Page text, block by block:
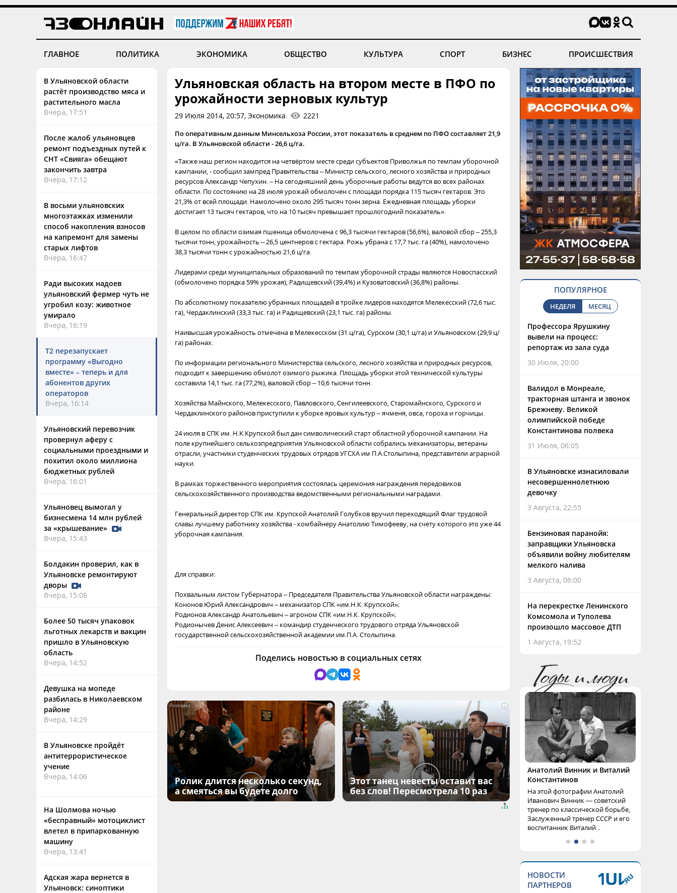
ГЛАВНОЕ ПОЛИТИКА ЭКОНОМИКА ОБЩЕСТВО КУЛЬТУРА СПОРТ БИЗНЕС ПРОИСШЕСТВИЯ
В Ульяновской области
растёт производство мяса и
растительного масла
Вчера, 17:51
После жалоб ульяновцев
ремонт подъездных путей к
СНТ «Свияга» обещают
закончить завтра
Вчера, 17:12
В восьми ульяновских
многоэтажках изменили
способ накопления взносов
на капремонт для замены
старых лифтов
Вчера, 16:47
Ради высоких надоев
ульяновский фермер чуть не
угробил козу: животное
умирало
Вчера, 16:19
Т2 перезапускает
программу «Выгодно
вместе» – теперь и для
абонентов других
операторов
Вчера, 16:14
Ульяновский перевозчик
провернул аферу с
социальными проездными и
похитил около миллиона
бюджетных рублей
Вчера, 16:01
Ульяновец вымогал у
бизнесмена 14 млн рублей
за «крышевание»
Вчера, 15:43
Болдакин проверил, как в
Ульяновске ремонтируют
дворы
Вчера, 15:08
Более 50 тысяч упаковок
льготных лекарств и вакцин
пришло в Ульяновскую
область
Вчера, 14:52
Девушка на мопеде
разбилась в Николаевском
районе
Вчера, 14:29
В Ульяновске пройдёт
антитеррористическое
учение
Вчера, 14:06
На Шолмова ночью
«бесправный» мотоциклист
влетел в припаркованную
машину
Вчера, 13:41
Адская жара вернется в
Ульяновск: синоптики
Ульяновская область на втором месте в ПФО по
урожайности зерновых культур
29 Июля 2014, 20:57, Экономика 2221
По оперативным данным Минсельхоза России, этот показатель в среднем по ПФО составляет 21,9
ц/га. В Ульяновской области - 26,6 ц/га.
«Также наш регион находится на четвёртом месте среди субъектов Приволжья по темпам уборочной
кампании, - сообщил зампред Правительства – Министр сельского, лесного хозяйства и природных
ресурсов Александр Чепухин. – На сегодняшний день уборочные работы ведутся во всех районах
области. По состоянию на 28 июля урожай обмолочен с площади порядка 115 тысяч гектаров. Это
21,3% от всей площади. Намолочено около 295 тысяч тонн зерна. Ежедневная площадь уборки
достигает 13 тысяч гектаров, что на 10 тысяч превышает прошлогодний показатель».
В целом по области озимая пшеница обмолочена с 96,3 тысячи гектаров (56,6%), валовой сбор – 255,3
тысячи тонн, урожайность – 26,5 центнеров с гектара. Рожь убрана с 17,7 тыс. га (40%), намолочено
38,3 тысячи тонн с урожайностью 21,6 ц/га.
Лидерами среди муниципальных образований по темпам уборочной страды являются Новоспасский
(обмолочено порядка 59% урожая), Радищевский (39,4%) и Кузоватовский (36,8%) районы.
По абсолютному показателю убранных площадей в тройке лидеров находятся Мелекесский (72,6 тыс.
га), Чердаклинский (33,3 тыс. га) и Радищевский (23,1 тыс. га) районы.
Наивысшая урожайность отмечена в Мелекесском (31 ц/га), Сурском (30,1 ц/га) и Ульяновском (29,9 ц/
га) районах.
По информации регионального Министерства сельского, лесного хозяйства и природных ресурсов,
подходит к завершению обмолот озимого рыжика. Площадь уборки этой технической культуры
составила 14,1 тыс. га (77,2%), валовой сбор – 10,6 тысячи тонн.
Хозяйства Майнского, Мелекесского, Павловского, Сенгилеевского, Старомайнского, Сурского и
Чердаклинского районов приступили к уборке яровых культур – ячменя, овса, гороха и горчицы.
24 июля в СПК им. Н.К.Крупской был дан символический старт областной уборочной кампании. На
поле крупнейшего сельхозпредприятия Ульяновской области собрались механизаторы, ветераны
отрасли, участники студенческих трудовых отрядов УГСХА им П.А.Столыпина, представители аграрной
науки.
В рамках торжественного мероприятия состоялась церемония награждения передовиков
сельскохозяйственного производства ведомственными региональными наградами.
Генеральный директор СПК им. Крупской Анатолий Голубков вручил переходящий Флаг трудовой
славы лучшему работнику хозяйства - комбайнеру Анатолию Тимофееву, на счету которого это уже 44
уборочная кампания.
Для справки:
Похвальным листом Губернатора – Председателя Правительства Ульяновской области награждены:
Кононов Юрий Александрович – механизатор СПК «им.Н.К. Крупской»;
Родионов Александр Анатольевич – агроном СПК «им.Н.К. Крупской»;
Родионычев Денис Алексеевич – командир студенческого трудового отряда Ульяновской
государственной сельскохозяйственной академии им.П.А. Столыпина.
Поделись новостью в социальных сетях
i
Ролик длится несколько секунд,
а смеяться вы будете долго
i
Этот танец невесты оставит вас
без слов! Пересмотрела 10 раз
ПОПУЛЯРНОЕ
НЕДЕЛЯ МЕСЯЦ
Профессора Ярушкину
вывели на процесс:
репортаж из зала суда
30 Июля, 20:00
Валидол в Монреале,
тракторная штанга и звонок
Брежневу. Великой
олимпийской победе
Константинова полвека
31 Июля, 06:05
В Ульяновске изнасиловали
несовершеннолетнюю
девочку
3 Августа, 22:55
Бензиновая паранойя:
заправщики Ульяновска
объявили войну любителям
мелкого налива
3 Августа, 06:00
На перекрестке Ленинского
Комсомола и Туполева
произошло массовое ДТП
1 Августа, 19:52
Анатолий Винник и Виталий
Константинов
На этой фотографии Анатолий
Иванович Винник — советский
тренер по классической борьбе,
Заслуженный тренер СССР и его
воспитанник Виталий...
НОВОСТИ
ПАРТНЕРОВ